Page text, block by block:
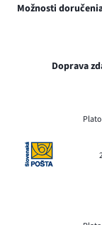
Možnosti
Doprava